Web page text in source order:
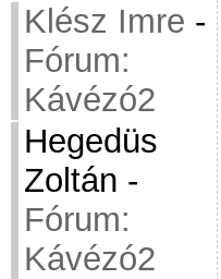
Klész Imre -
Fórum:
Kávézó2
Hegedüs
Zoltán -
Fórum:
Kávézó2